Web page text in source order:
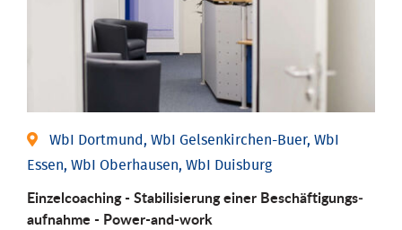
WbI Dortmund, WbI Gelsenkirchen-Buer, WbI
Essen, WbI Oberhausen, WbI Duisburg
Einzel­coaching - Stabili­sierung einer Be­schäftigungs­
aufnahme - Power-and-work